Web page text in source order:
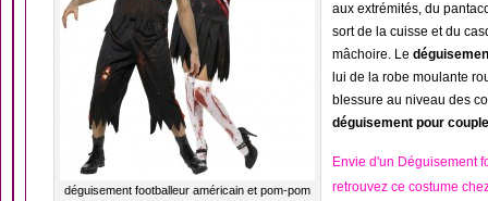
déguisement footballeur américain et pom-pom
aux extrémités, du
sort de la cuisse et du
mâchoire. Le
lui de la robe moulante
blessure au niveau des
déguisement pour
Envie d'un Déguisement
retrouvez ce costume